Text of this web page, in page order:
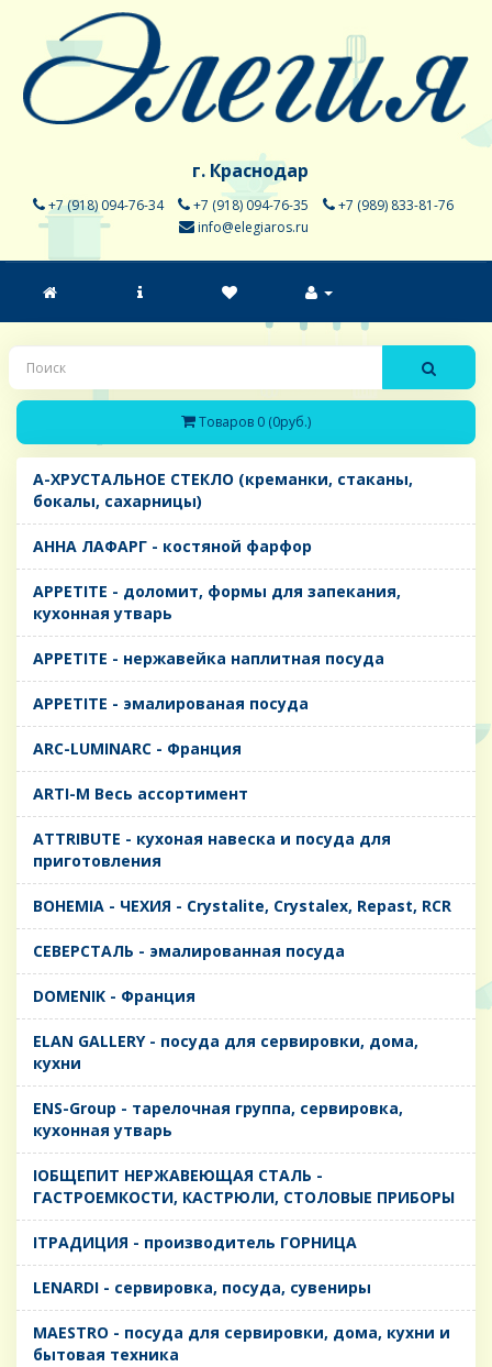
г. Краснодар
+7 (918) 094-76-34 +7 (918) 094-76-35
+7 (989) 833-81-76
info@elegiaros.ru
Товаров 0 (0руб.)
A-ХРУСТАЛЬНОЕ СТЕКЛО (креманки, стаканы,
бокалы, сахарницы)
AHHA ЛАФАРГ - костяной фарфор
APPETITE - доломит, формы для запекания,
кухонная утварь
APPETITE - нержавейка наплитная посуда
APPETITE - эмалированая посуда
ARC-LUMINARC - Франция
ARTI-M Весь ассортимент
ATTRIBUTE - кухоная навеска и посуда для
приготовления
BOHEMIA - ЧЕХИЯ - Crystalite, Crystalex, Repast, RCR
CЕВЕРСТАЛЬ - эмалированная посуда
DOMENIK - Франция
ELAN GALLERY - посуда для сервировки, дома,
кухни
ENS-Group - тарелочная группа, сервировка,
кухонная утварь
IОБЩЕПИТ НЕРЖАВЕЮЩАЯ СТАЛЬ -
ГАСТРОЕМКОСТИ, КАСТРЮЛИ, СТОЛОВЫЕ ПРИБОРЫ
IТРАДИЦИЯ - производитель ГОРНИЦА
LENARDI - сервировка, посуда, сувениры
MAESTRO - посуда для сервировки, дома, кухни и
бытовая техника